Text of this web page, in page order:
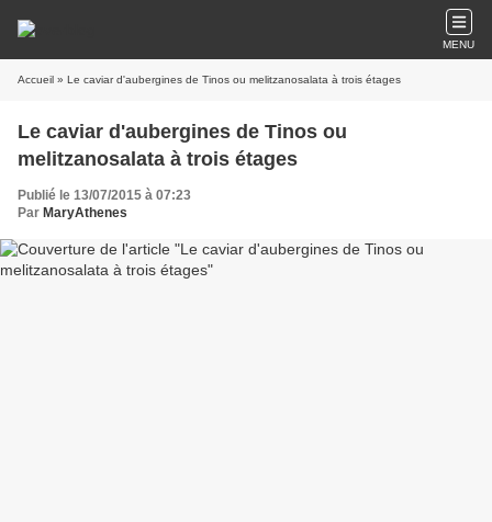
MENU
Accueil » Le caviar d'aubergines de Tinos ou melitzanosalata à trois étages
Le caviar d'aubergines de Tinos ou
melitzanosalata à trois étages
Publié le 13/07/2015 à 07:23
Par MaryAthenes